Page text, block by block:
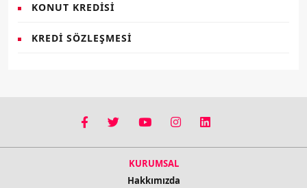
KONUT KREDISI
KREDI SÖZLEŞMESI
KURUMSAL
Hakkımızda